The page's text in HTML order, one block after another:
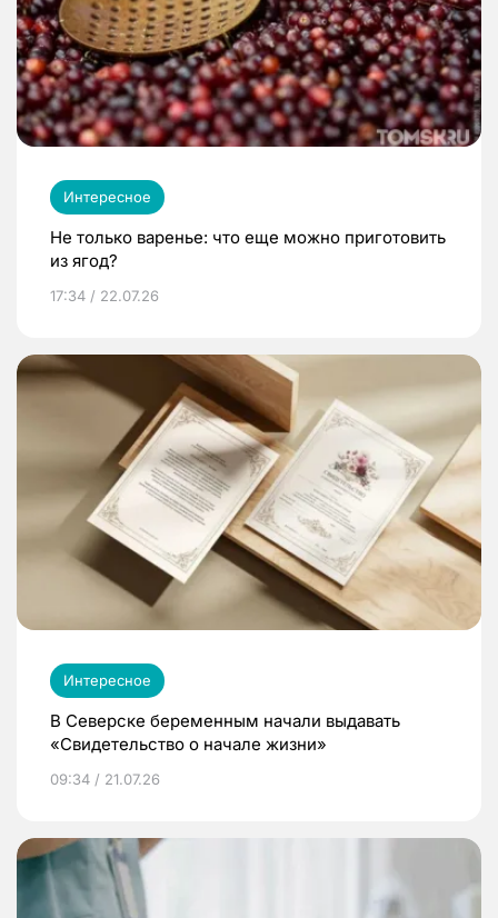
Интересное
Не только варенье: что еще можно приготовить
из ягод?
17:34 / 22.07.26
Интересное
В Северске беременным начали выдавать
«Свидетельство о начале жизни»
09:34 / 21.07.26